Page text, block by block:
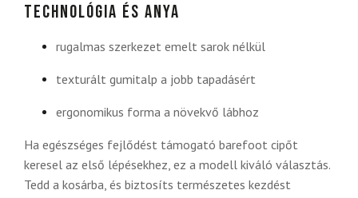
Technológia és anya
rugalmas szerkezet emelt sarok nélkül
texturált gumitalp a jobb tapadásért
ergonomikus forma a növekvő lábhoz
Ha egészséges fejlődést támogató barefoot cipőt
keresel az első lépésekhez, ez a modell kiváló választás.
Tedd a kosárba, és biztosíts természetes kezdést